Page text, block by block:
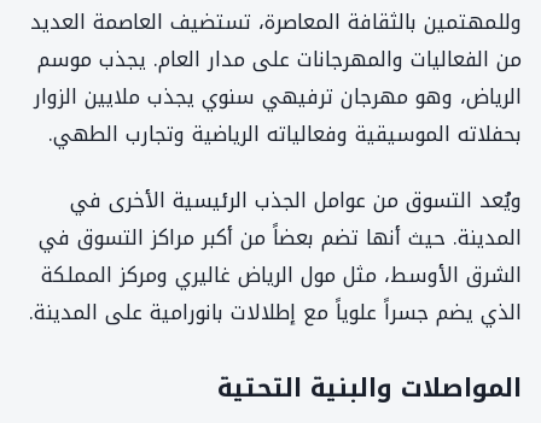
وللمهتمين بالثقافة المعاصرة، تستضيف العاصمة العديد
من الفعاليات والمهرجانات على مدار العام. يجذب موسم
الرياض، وهو مهرجان ترفيهي سنوي يجذب ملايين الزوار
بحفلاته الموسيقية وفعالياته الرياضية وتجارب الطهي.
ويُعد التسوق من عوامل الجذب الرئيسية الأخرى في
المدينة. حيث أنها تضم بعضاً من أكبر مراكز التسوق في
الشرق الأوسط، مثل مول الرياض غاليري ومركز المملكة
الذي يضم جسراً علوياً مع إطلالات بانورامية على المدينة.
المواصلات والبنية التحتية